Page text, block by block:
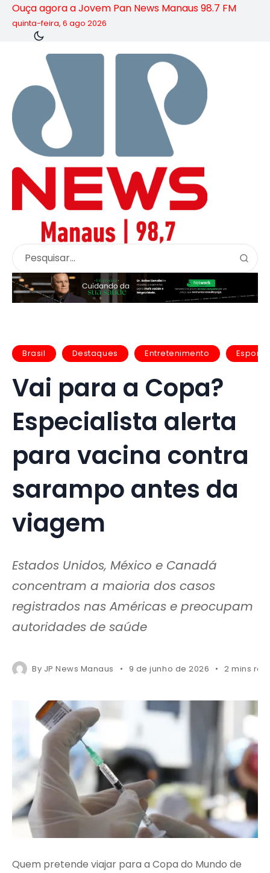
Ouça agora a Jovem Pan News Manaus 98.7 FM
quinta-feira, 6 ago 2026
Brasil Destaques Entretenimento Esporte
Vai para a Copa?
Especialista alerta
para vacina contra
sarampo antes da
viagem
Estados Unidos, México e Canadá
concentram a maioria dos casos
registrados nas Américas e preocupam
autoridades de saúde
By JP News Manaus 9 de junho de 2026 2 mins
Quem pretende viajar para a Copa do Mundo de